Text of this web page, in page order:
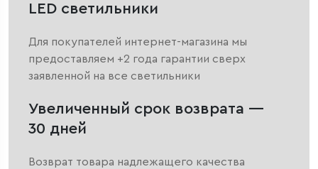
LED светильники
Для покупателей интернет-магазина мы
предоставляем +2 года гарантии сверх
заявленной на все светильники
Увеличенный срок возврата —
30 дней
Возврат товара надлежащего качества